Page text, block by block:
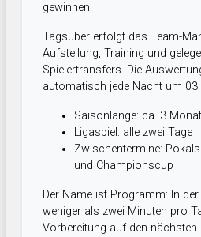
gewinnen.
Tagsüber erfolgt das Team-
Aufstellung, Training und
Spielertransfers. Die
automatisch jede Nacht um
Saisonlänge: ca. 3
Ligaspiel: alle zwei Tage
Zwischentermine:
und Championscup
Der Name ist Programm: In der
weniger als zwei Minuten pro
Vorbereitung auf den nächsten